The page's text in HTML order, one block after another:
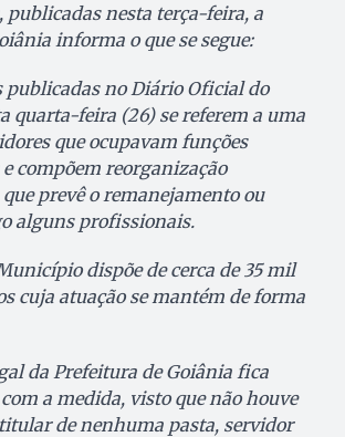
publicadas nesta terça-feira, a
informa o que se segue:
publicadas no Diário Oficial do
quarta-feira (26) se referem a uma
que ocupavam funções
compõem reorganização
prevê o remanejamento ou
alguns profissionais.
dispõe de cerca de 35 mil
cuja atuação se mantém de forma
da Prefeitura de Goiânia fica
a medida, visto que não houve
de nenhuma pasta, servidor